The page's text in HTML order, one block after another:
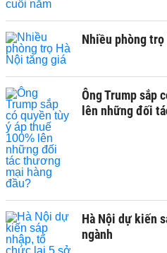
Nhiều phòng
Ông Trump sắp
lên những đối
Hà Nội dự kiến
ngành